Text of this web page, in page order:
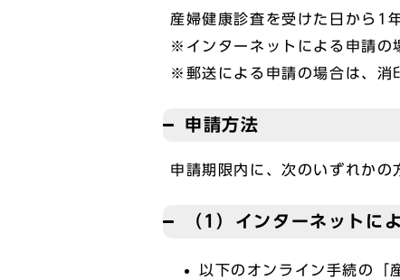
産婦健康診査を受けた日から1
※インターネットによる申請の
※郵送による申請の場合は、消
申請方法
申請期限内に、次のいずれかの
（1）インターネットに
以下のオンライン手続の「